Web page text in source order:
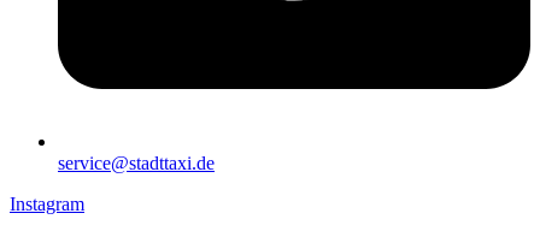
service@stadttaxi.de
Instagram